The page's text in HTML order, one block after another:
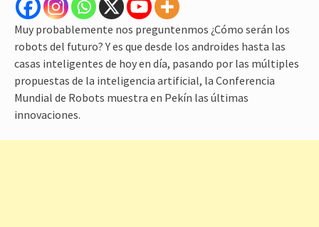
Muy probablemente nos preguntenmos ¿Cómo serán los
robots del futuro? Y es que desde los androides hasta las
casas inteligentes de hoy en día, pasando por las múltiples
propuestas de la inteligencia artificial, la Conferencia
Mundial de Robots muestra en Pekín las últimas
innovaciones.